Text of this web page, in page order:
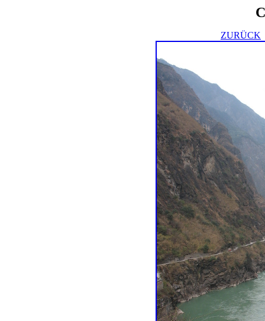
ZURÜCK